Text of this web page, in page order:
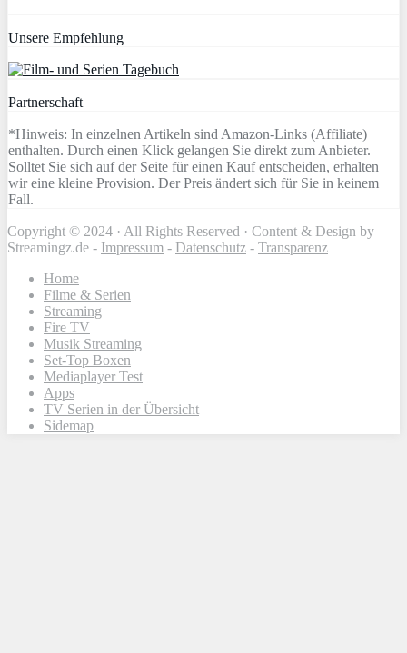
Unsere Empfehlung
Partnerschaft
*Hinweis: In einzelnen Artikeln sind Amazon-Links (Affiliate)
enthalten. Durch einen Klick gelangen Sie direkt zum Anbieter.
Solltet Sie sich auf der Seite für einen Kauf entscheiden, erhalten
wir eine kleine Provision. Der Preis ändert sich für Sie in keinem
Fall.
Copyright © 2024 · All Rights Reserved · Content & Design by
Streamingz.de - Impressum - Datenschutz - Transparenz
Home
Filme & Serien
Streaming
Fire TV
Musik Streaming
Set-Top Boxen
Mediaplayer Test
Apps
TV Serien in der Übersicht
Sidemap